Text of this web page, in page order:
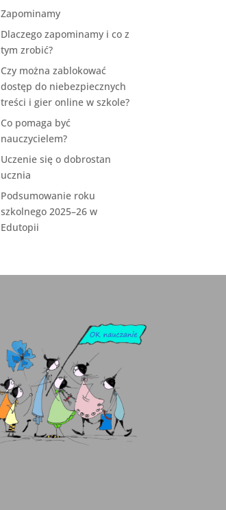
Zapominamy
Dlaczego zapominamy i co z
tym zrobić?
Czy można zablokować
dostęp do niebezpiecznych
treści i gier online w szkole?
Co pomaga być
nauczycielem?
Uczenie się o dobrostan
ucznia
Podsumowanie roku
szkolnego 2025–26 w
Edutopii